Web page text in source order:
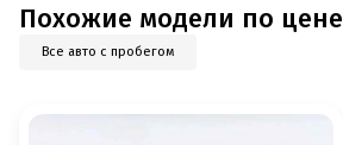
Похожие модели по цене
Все авто с пробегом